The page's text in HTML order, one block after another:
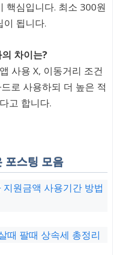
핵심입니다. 최소 300원
됩니다.
차이는?
사용 X, 이동거리 조건
로 사용하되 더 높은 적
고 합니다.
포스팅 모음
원금액 사용기간 방법
때 팔때 상속세 총정리